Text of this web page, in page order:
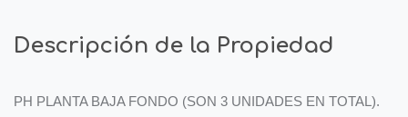
Descripción de la Propiedad
PH PLANTA BAJA FONDO (SON 3 UNIDADES EN TOTAL).